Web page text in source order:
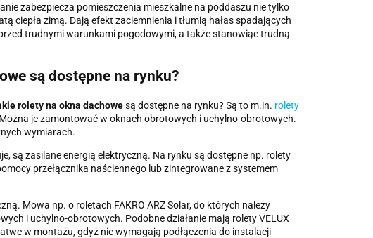
zabezpiecza pomieszczenia mieszkalne na poddaszu nie tylko
ciepła zimą. Dają efekt zaciemnienia i tłumią hałas spadających
trudnymi warunkami pogodowymi, a także stanowiąc trudną
są dostępne na rynku?
rolety na okna dachowe są dostępne na rynku? Są to m.in. rolety
je zamontować w oknach obrotowych i uchylno-obrotowych.
wymiarach.
są zasilane energią elektryczną. Na rynku są dostępne np. rolety
przełącznika naściennego lub zintegrowane z systemem
Mowa np. o roletach FAKRO ARZ Solar, do których należy
i uchylno-obrotowych. Podobne działanie mają rolety VELUX
w montażu, gdyż nie wymagają podłączenia do instalacji